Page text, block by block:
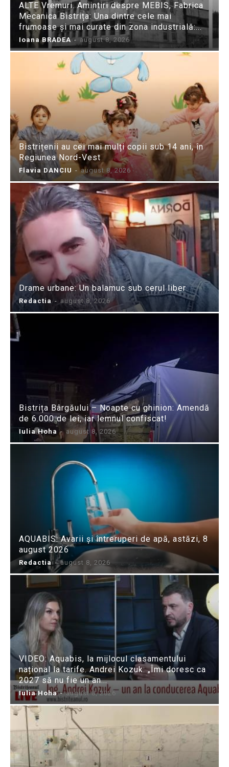
ALTE Vremuri. Amintiri despre MEBIS, Fabrica
Mecanica Bistrița: Una dintre cele mai
frumoase și mai curate din zona industrială:...
Ioana BRADEA - august 8, 2026
Bistrițenii au cei mai mulți copii sub 14 ani, în
Regiunea Nord-Vest
Flavia DANCIU - august 8, 2026
Drame urbane: Un balamuc sub cerul liber
Redactia - august 8, 2026
Bistrița Bârgăului – Noapte cu ghinion: Amendă
de 6.000 de lei, iar lemnul confiscat!
Iulia Hoha - august 8, 2026
AQUABIS: Avarii și întreruperi de apă, astăzi, 8
august 2026
Redactia - august 8, 2026
VIDEO: Aquabis, la mijlocul clasamentului
național la tarife. Andrei Kozuk: „Îmi doresc ca
2027 să nu fie un an...
Iulia Hoha - august 8, 2026